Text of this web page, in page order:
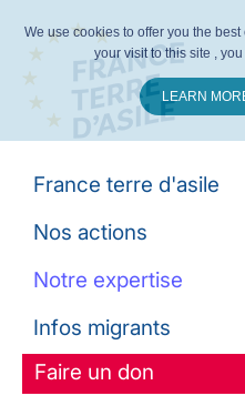
France terre d'asile
Nos actions
Notre expertise
Infos migrants
Faire un don
We use cookies to offer you the
your visit to this site ,
LEARN